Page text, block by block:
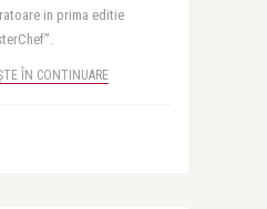
in prima editie
ÎN CONTINUARE